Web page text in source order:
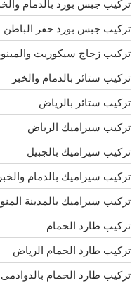
تركيب جبس بورد بالدمام
تركيب جبس بورد حفر الباطن
تركيب زجاج سيكوريت
تركيب ستائر بالدمام والخبر
تركيب ستائر بالرياض
تركيب سيراميك الرياض
تركيب سيراميك بالجبيل
تركيب سيراميك بالدمام والخبر
تركيب سيراميك بالمدينة
تركيب طارد الحمام
تركيب طارد الحمام الرياض
تركيب طارد الحمام بالدوادمى